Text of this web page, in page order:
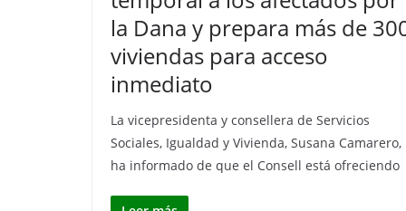
la Dana y prepara más de
viviendas para acceso
inmediato
La vicepresidenta y consellera de Servicios
Sociales, Igualdad y Vivienda, Susana Camarero,
ha informado de que el Consell está ofreciendo